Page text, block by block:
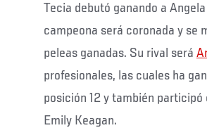
Tecia debutó ganando a
campeona será coronada y se
peleas ganadas. Su rival será
profesionales, las cuales ha
posición 12 y también
Emily Keagan.